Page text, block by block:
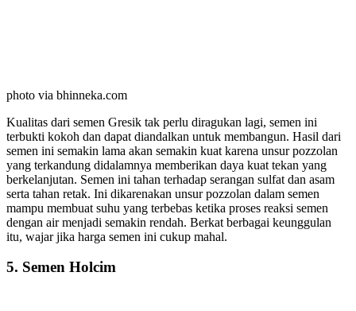
photo via bhinneka.com
Kualitas dari semen Gresik tak perlu diragukan lagi, semen ini
terbukti kokoh dan dapat diandalkan untuk membangun. Hasil dari
semen ini semakin lama akan semakin kuat karena unsur pozzolan
yang terkandung didalamnya memberikan daya kuat tekan yang
berkelanjutan. Semen ini tahan terhadap serangan sulfat dan asam
serta tahan retak. Ini dikarenakan unsur pozzolan dalam semen
mampu membuat suhu yang terbebas ketika proses reaksi semen
dengan air menjadi semakin rendah. Berkat berbagai keunggulan
itu, wajar jika harga semen ini cukup mahal.
5. Semen Holcim